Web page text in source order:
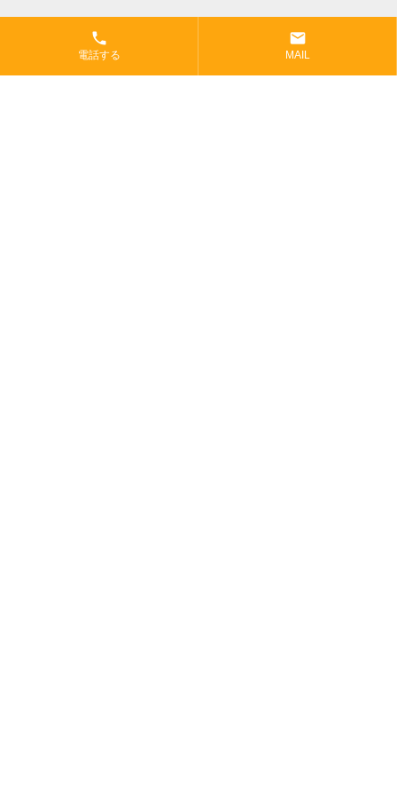
phone
電話する
email
MAIL